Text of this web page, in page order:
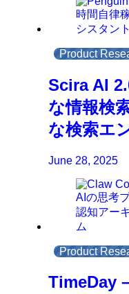
Product
Scira AI
な情報検
な検索エ
June 28, 2025
Product
TimeDay